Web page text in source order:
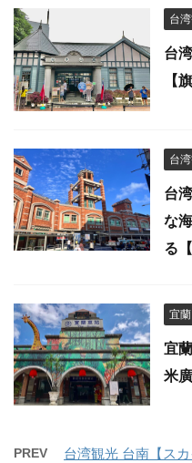
台
台
【
台
台
な
る
宜蘭
宜
米
PREV
台湾観光 台南【ス